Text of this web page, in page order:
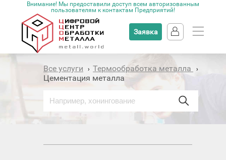
Внимание! Мы предоставили доступ всем авторизованным
пользователям к контактам Предприятий!
Заявка
Все услуги › Термообработка металла ›
Цементация металла